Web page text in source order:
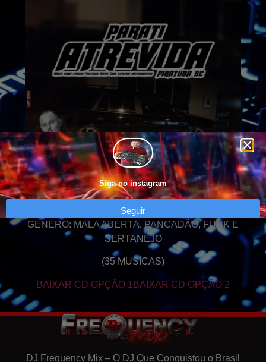
GENERO: MALA ABERTA, PANCADÃO, FUNK E
SERTANEJO
(35 MUSICAS)
BAIXAR CD OPÇÃO 1 BAIXAR CD OPÇÃO 2
DJ Frequency Mix – O DJ Que Conquistou o Brasil
Siga no instagram
Seguir